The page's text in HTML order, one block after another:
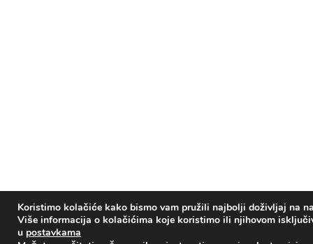
Koristimo kolačiće kako bismo vam pružili najbolji doživljaj na
Više informacija o kolačićima koje koristimo ili njihovom
u postavkama